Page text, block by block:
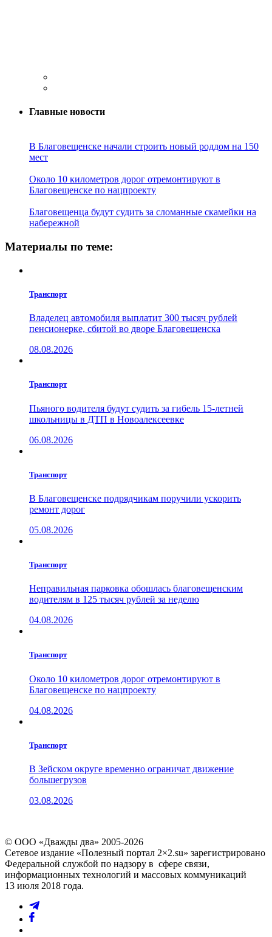
Главные новости
В Благовещенске начали строить новый роддом на 150
мест
Около 10 километров дорог отремонтируют в
Благовещенске по нацпроекту
Благовещенца будут судить за сломанные скамейки на
набережной
Материалы по теме:
Транспорт
Владелец автомобиля выплатит 300 тысяч рублей
пенсионерке, сбитой во дворе Благовещенска
08.08.2026
Транспорт
Пьяного водителя будут судить за гибель 15-летней
школьницы в ДТП в Новоалексеевке
06.08.2026
Транспорт
В Благовещенске подрядчикам поручили ускорить
ремонт дорог
05.08.2026
Транспорт
Неправильная парковка обошлась благовещенским
водителям в 125 тысяч рублей за неделю
04.08.2026
Транспорт
Около 10 километров дорог отремонтируют в
Благовещенске по нацпроекту
04.08.2026
Транспорт
В Зейском округе временно ограничат движение
большегрузов
03.08.2026
© ООО «Дважды два» 2005-2026
Сетевое издание «Полезный портал 2×2.su» зарегистрировано
Федеральной службой по надзору в сфере связи,
информационных технологий и массовых коммуникаций
13 июля 2018 года.